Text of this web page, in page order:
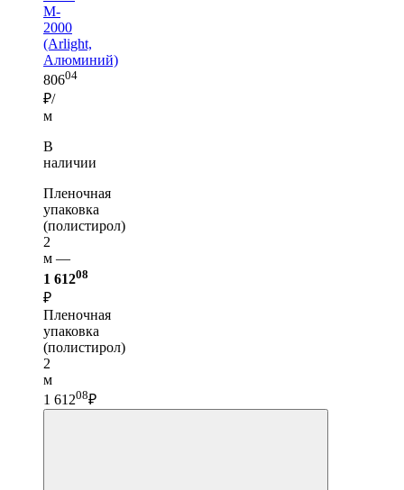
M-
2000
(Arlight,
Алюминий)
80604
₽/
м
В
наличии
Пленочная
упаковка
(полистирол)
2
м —
1 61208
₽
Пленочная
упаковка
(полистирол)
2
м
1 61208₽